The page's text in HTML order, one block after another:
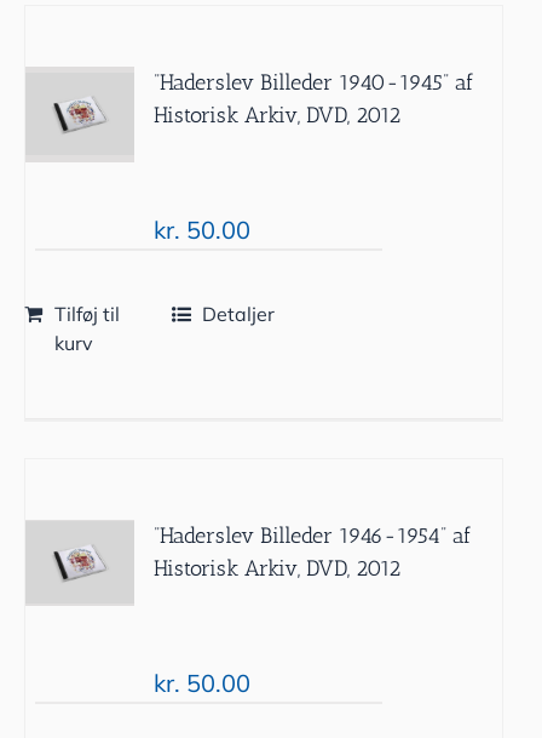
”Haderslev Billeder 1940-1945” af
Historisk Arkiv, DVD, 2012
kr. 50.00
Tilføj til
kurv
Detaljer
”Haderslev Billeder 1946-1954” af
Historisk Arkiv, DVD, 2012
kr. 50.00